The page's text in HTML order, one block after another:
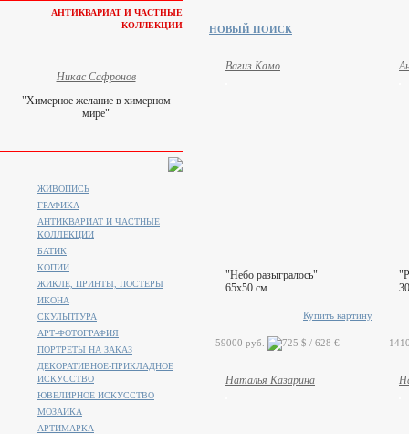
НОВЫЙ ПОИСК
Вагиз Камо
"Небо разыгралось"
65x50 см
Купить картину
59000 руб.
Наталья Казарина
АНТИКВАРИАТ И ЧАСТНЫЕ
КОЛЛЕКЦИИ
Никас Сафронов
"Химерное желание в химерном
мире"
ЖИВОПИСЬ
ГРАФИКА
АНТИКВАРИАТ И ЧАСТНЫЕ
КОЛЛЕКЦИИ
БАТИК
КОПИИ
ЖИКЛЕ, ПРИНТЫ, ПОСТЕРЫ
ИКОНА
СКУЛЬПТУРА
АРТ-ФОТОГРАФИЯ
ПОРТРЕТЫ НА ЗАКАЗ
ДЕКОРАТИВНОЕ-ПРИКЛАДНОЕ
ИСКУССТВО
ЮВЕЛИРНОЕ ИСКУССТВО
МОЗАИКА
АРТИМАРКА